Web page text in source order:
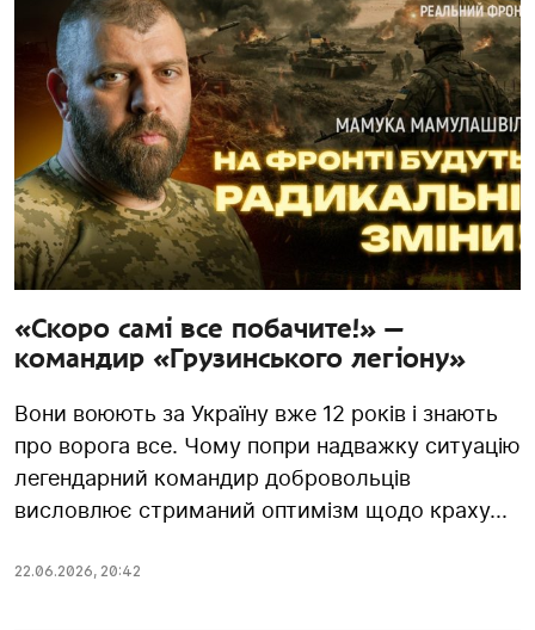
«Скоро самі все побачите!» —
командир «Грузинського легіону»
Вони воюють за Україну вже 12 років і знають
про ворога все. Чому попри надважку ситуацію
легендарний командир добровольців
висловлює стриманий оптимізм щодо краху...
22.06.2026, 20:42